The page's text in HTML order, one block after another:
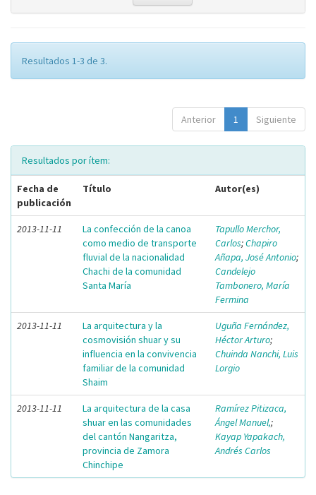
Resultados 1-3 de 3.
Anterior 1 Siguiente
Resultados por ítem:
Fecha de
publicación
Título Autor(es)
2013-11-11
La confección de la canoa
como medio de transporte
fluvial de la nacionalidad
Chachi de la comunidad
Santa María
Tapullo Merchor,
Carlos;Chapiro
Añapa, José Antonio;
Candelejo
Tambonero, María
Fermina
2013-11-11
La arquitectura y la
cosmovisión shuar y su
influencia en la convivencia
familiar de la comunidad
Shaim
Uguña Fernández,
Héctor Arturo;
Chuinda Nanchi, Luis
Lorgio
2013-11-11
La arquitectura de la casa
shuar en las comunidades
del cantón Nangaritza,
provincia de Zamora
Chinchipe
Ramírez Pitizaca,
Ángel Manuel,;
Kayap Yapakach,
Andrés Carlos